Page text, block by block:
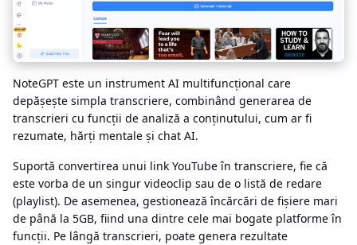
NoteGPT este un instrument AI multifuncțional care
depășește simpla transcriere, combinând generarea de
transcrieri cu funcții de analiză a conținutului, cum ar fi
rezumate, hărți mentale și chat AI.
Suportă convertirea unui link YouTube în transcriere, fie că
este vorba de un singur videoclip sau de o listă de redare
(playlist). De asemenea, gestionează încărcări de fișiere mari
de până la 5GB, fiind una dintre cele mai bogate platforme în
funcții. Pe lângă transcrieri, poate genera rezultate